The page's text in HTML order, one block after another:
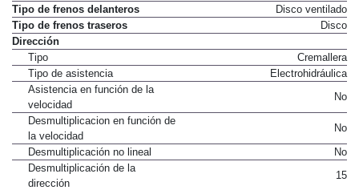
Tipo de frenos delanteros
Disco ventilado
Tipo de frenos traseros
Disco
Dirección
Tipo
Cremallera
Tipo de asistencia
Electrohidráulica
Asistencia en función de la
velocidad
No
Desmultiplicacion en función de
la velocidad
No
Desmultiplicación no lineal
No
Desmultiplicación de la
dirección
15